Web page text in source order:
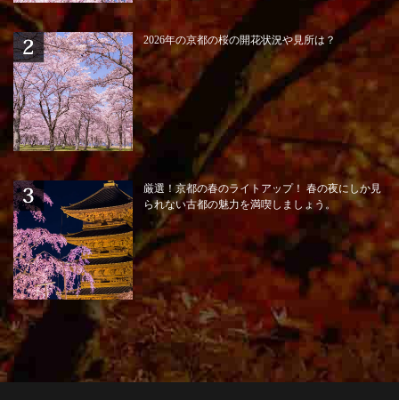
2026年の京都の桜の開花状況や見所は？
厳選！京都の春のライトアップ！ 春の夜にしか見
られない古都の魅力を満喫しましょう。